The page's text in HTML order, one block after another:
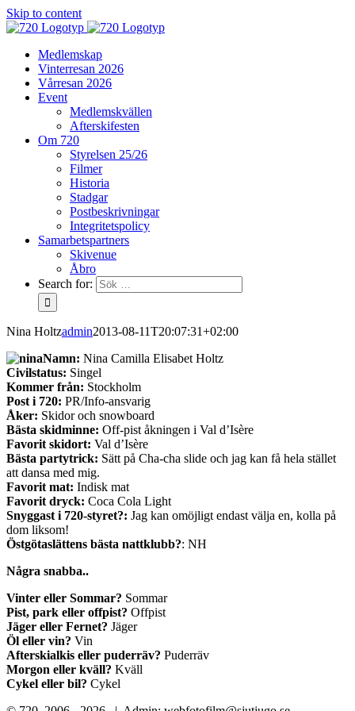
Skip to content
Medlemskap
Vinterresan 2026
Vårresan 2026
Event
Medlemskvällen
Afterskifesten
Om 720
Styrelsen 25/26
Filmer
Historia
Stadgar
Postbeskrivningar
Integritetspolicy
Samarbetspartners
Skivenue
Åbro
Search for:
Nina Holtzadmin2013-08-11T20:07:31+02:00
Namn: Nina Camilla Elisabet Holtz
Civilstatus: Singel
Kommer från: Stockholm
Post i 720: PR/Info-ansvarig
Åker: Skidor och snowboard
Bästa skidminne: Off-pist åkningen i Val d’Isère
Favorit skidort: Val d’Isère
Bästa partytrick: Sätt på Cha-cha slide och jag kan få hela stället
att dansa med mig.
Favorit mat: Indisk mat
Favorit dryck: Coca Cola Light
Snyggast i 720-styret?: Jag kan omöjligt endast välja en, kolla på
dom liksom!
Östgötaslättens bästa nattklubb?: NH
Några snabba..
Vinter eller Sommar? Sommar
Pist, park eller offpist? Offpist
Jäger eller Fernet? Jäger
Öl eller vin? Vin
Afterskialkis eller puderräv? Puderräv
Morgon eller kväll? Kväll
Cykel eller bil? Cykel